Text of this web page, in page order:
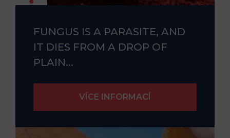
FUNGUS IS A PARASITE, AND
IT DIES FROM A DROP OF
PLAIN...